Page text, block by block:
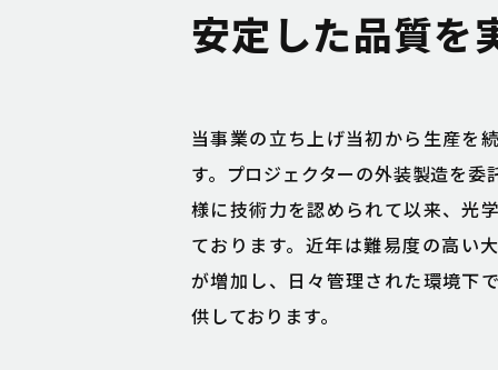
安定した品質を
当事業の立ち上げ当初から生産を
す。プロジェクターの外装製造を委
様に技術力を認められて以来、光
ております。近年は難易度の高い
が増加し、日々管理された環境下
供しております。